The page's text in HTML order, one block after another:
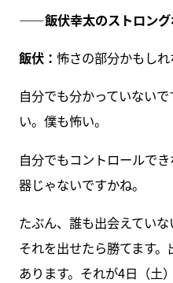
――飯伏幸太のストロング
飯伏： 怖さの部分かもしれ
自分でも分かっていない
い。僕も怖い。
自分でもコントロールで
器じゃないですかね。
たぶん、誰も出会えていな
それを出せたら勝てます
あります。それが4日（土